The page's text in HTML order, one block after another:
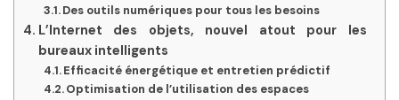
Des outils numériques pour tous les besoins
L’Internet des objets, nouvel atout pour les
bureaux intelligents
Efficacité énergétique et entretien prédictif
Optimisation de l’utilisation des espaces